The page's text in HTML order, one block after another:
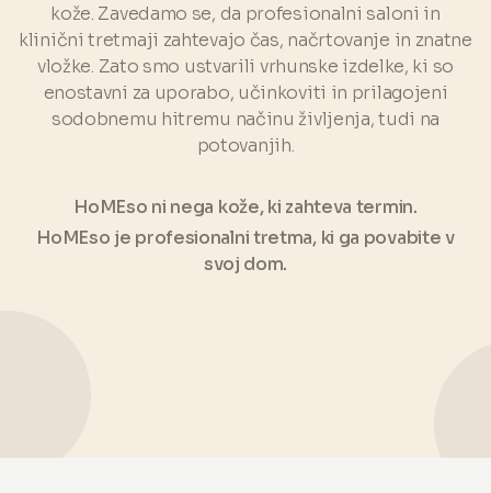
kože. Zavedamo se, da profesionalni saloni in
klinični tretmaji zahtevajo čas, načrtovanje in znatne
vložke. Zato smo ustvarili vrhunske izdelke, ki so
enostavni za uporabo, učinkoviti in prilagojeni
sodobnemu hitremu načinu življenja, tudi na
potovanjih.
HoMEso ni nega kože, ki zahteva termin.
HoMEso je profesionalni tretma, ki ga povabite v
svoj dom.